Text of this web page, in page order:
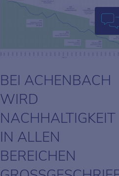
BEI ACHENBACH
WIRD
NACHHALTIGKEIT
IN ALLEN
BEREICHEN